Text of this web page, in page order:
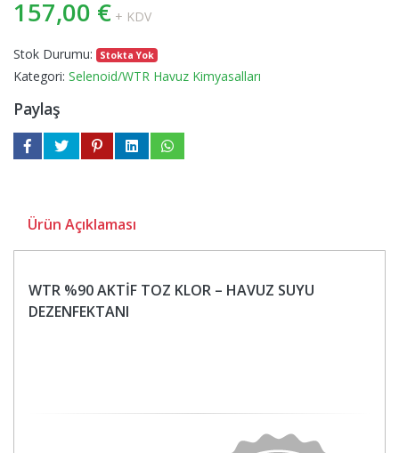
157,00 € + KDV
Stok Durumu: Stokta Yok
Kategori: Selenoid/WTR Havuz Kimyasalları
Paylaş
Ürün Açıklaması
WTR %90 AKTİF TOZ KLOR – HAVUZ SUYU
DEZENFEKTANI